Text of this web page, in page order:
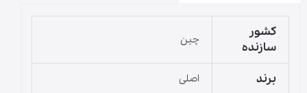
کشور
سازنده
چین
برند اصلی